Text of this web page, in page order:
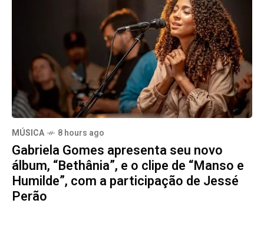
MÚSICA 8 hours ago
Gabriela Gomes apresenta seu novo
álbum, “Bethânia”, e o clipe de “Manso e
Humilde”, com a participação de Jessé
Perão